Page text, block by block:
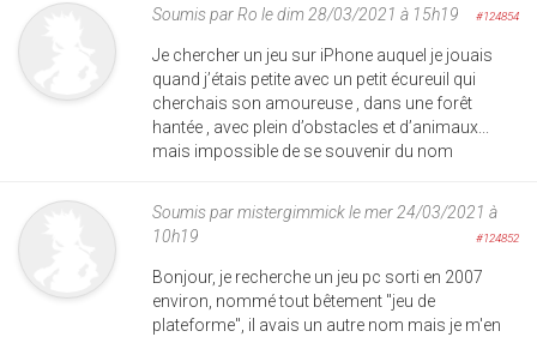
Soumis parRo le dim 28/03/2021 à 15h19 #124854
Je chercher un jeu sur iPhone auquel je jouais
quand j’étais petite avec un petit écureuil qui
cherchais son amoureuse , dans une forêt
hantée , avec plein d’obstacles et d’animaux...
mais impossible de se souvenir du nom
Soumis parmistergimmickle mer 24/03/2021 à
10h19
#124852
Bonjour, je recherche un jeu pc sorti en 2007
environ, nommé tout bêtement "jeu de
plateforme", il avais un autre nom mais je m'en